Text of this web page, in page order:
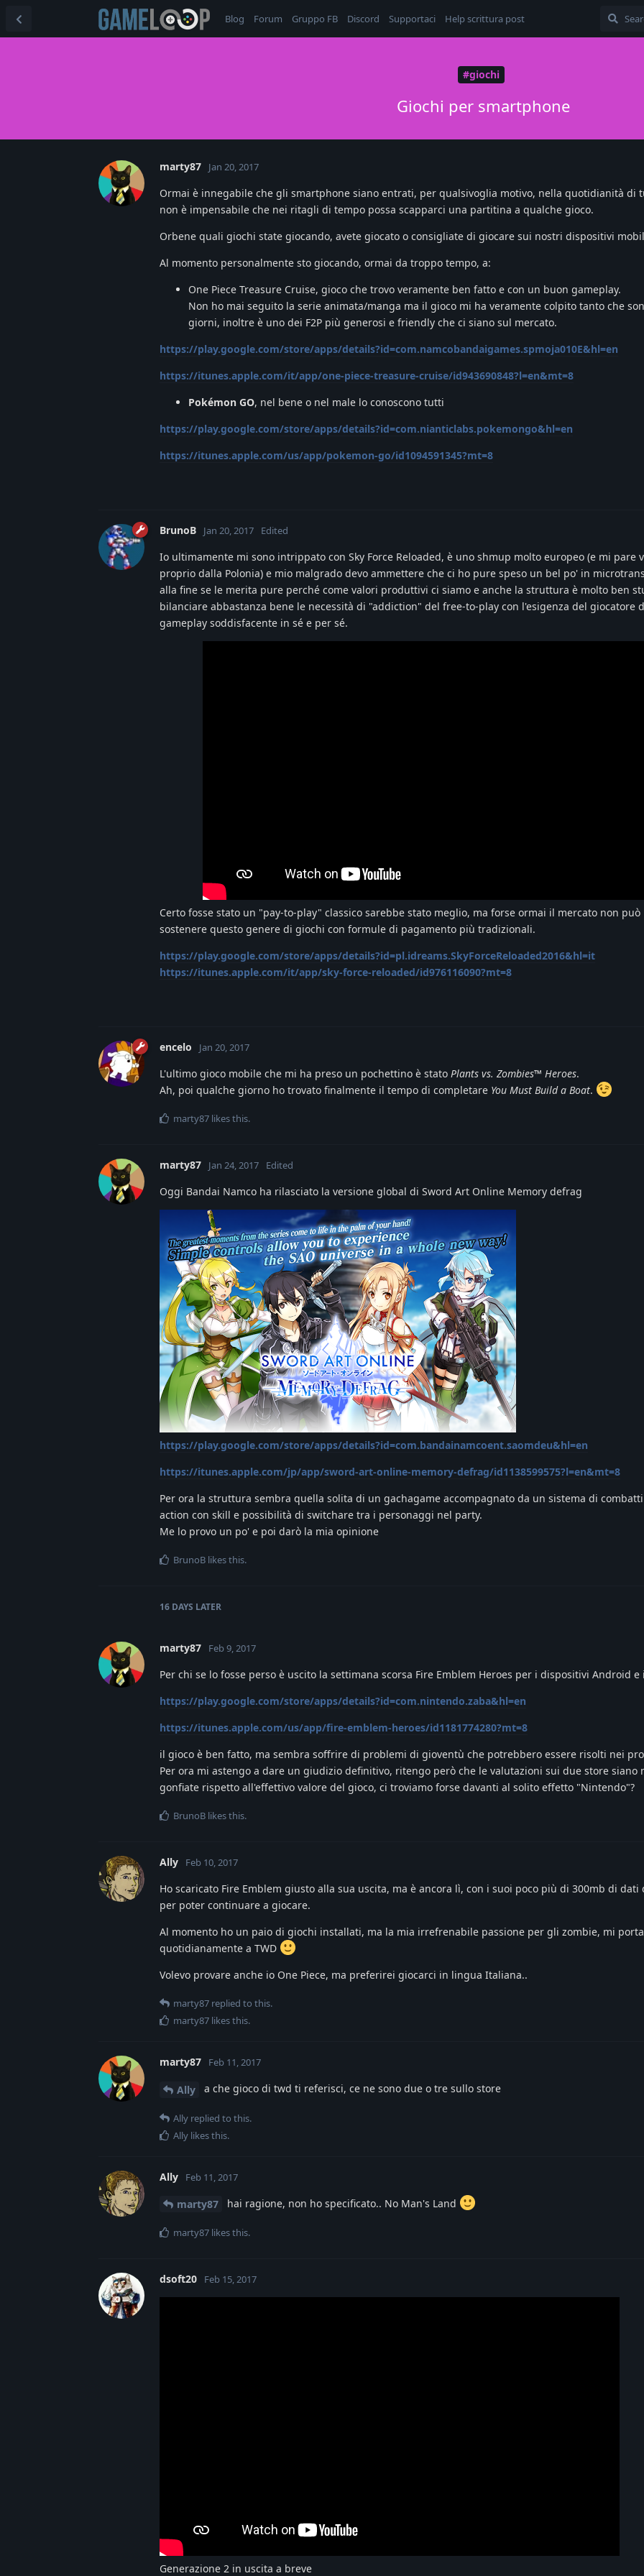
Blog Forum Gruppo FB Discord Supportaci Help scrittura post
#giochi
Giochi per smartphone
marty87 Jan 20, 2017
Ormai è innegabile che gli smartphone siano entrati, per qualsivoglia motivo, nella quotidianità di
non è impensabile che nei ritagli di tempo possa scapparci una partitina a qualche gioco.
Orbene quali giochi state giocando, avete giocato o consigliate di giocare sui nostri dispositivi
Al momento personalmente sto giocando, ormai da troppo tempo, a:
One Piece Treasure Cruise, gioco che trovo veramente ben fatto e con un buon gameplay.
Non ho mai seguito la serie animata/manga ma il gioco mi ha veramente colpito tanto che
giorni, inoltre è uno dei F2P più generosi e friendly che ci siano sul mercato.
https://play.google.com/store/apps/details?id=com.namcobandaigames.spmoja010E&hl=en
https://itunes.apple.com/it/app/one-piece-treasure-cruise/id943690848?l=en&mt=8
Pokémon GO, nel bene o nel male lo conoscono tutti
https://play.google.com/store/apps/details?id=com.nianticlabs.pokemongo&hl=en
https://itunes.apple.com/us/app/pokemon-go/id1094591345?mt=8
BrunoB Jan 20, 2017 Edited
Io ultimamente mi sono intrippato con Sky Force Reloaded, è uno shmup molto europeo (e mi pare
proprio dalla Polonia) e mio malgrado devo ammettere che ci ho pure speso un bel po' in
alla fine se le merita pure perché come valori produttivi ci siamo e anche la struttura è molto ben
bilanciare abbastanza bene le necessità di "addiction" del free-to-play con l'esigenza del giocatore
gameplay soddisfacente in sé e per sé.
Certo fosse stato un "pay-to-play" classico sarebbe stato meglio, ma forse ormai il mercato non può
sostenere questo genere di giochi con formule di pagamento più tradizionali.
https://play.google.com/store/apps/details?id=pl.idreams.SkyForceReloaded2016&hl=it
https://itunes.apple.com/it/app/sky-force-reloaded/id976116090?mt=8
encelo Jan 20, 2017
L'ultimo gioco mobile che mi ha preso un pochettino è stato Plants vs. Zombies™ Heroes.
Ah, poi qualche giorno ho trovato finalmente il tempo di completare You Must Build a Boat.
marty87 likes this.
marty87 Jan 24, 2017 Edited
Oggi Bandai Namco ha rilasciato la versione global di Sword Art Online Memory defrag
https://play.google.com/store/apps/details?id=com.bandainamcoent.saomdeu&hl=en
https://itunes.apple.com/jp/app/sword-art-online-memory-defrag/id1138599575?l=en&mt=8
Per ora la struttura sembra quella solita di un gachagame accompagnato da un sistema di
action con skill e possibilità di switchare tra i personaggi nel party.
Me lo provo un po' e poi darò la mia opinione
BrunoB likes this.
16 DAYS LATER
marty87 Feb 9, 2017
Per chi se lo fosse perso è uscito la settimana scorsa Fire Emblem Heroes per i dispositivi Android e
https://play.google.com/store/apps/details?id=com.nintendo.zaba&hl=en
https://itunes.apple.com/us/app/fire-emblem-heroes/id1181774280?mt=8
il gioco è ben fatto, ma sembra soffrire di problemi di gioventù che potrebbero essere risolti nei
Per ora mi astengo a dare un giudizio definitivo, ritengo però che le valutazioni sui due store siano
gonfiate rispetto all'effettivo valore del gioco, ci troviamo forse davanti al solito effetto "Nintendo"?
BrunoB likes this.
Ally Feb 10, 2017
Ho scaricato Fire Emblem giusto alla sua uscita, ma è ancora lì, con i suoi poco più di 300mb di dati
per poter continuare a giocare.
Al momento ho un paio di giochi installati, ma la mia irrefrenabile passione per gli zombie, mi
quotidianamente a TWD
Volevo provare anche io One Piece, ma preferirei giocarci in lingua Italiana..
marty87 replied to this.
marty87 likes this.
marty87 Feb 11, 2017
Ally a che gioco di twd ti referisci, ce ne sono due o tre sullo store
Ally replied to this.
Ally likes this.
Ally Feb 11, 2017
marty87 hai ragione, non ho specificato.. No Man's Land
marty87 likes this.
dsoft20 Feb 15, 2017
Generazione 2 in uscita a breve